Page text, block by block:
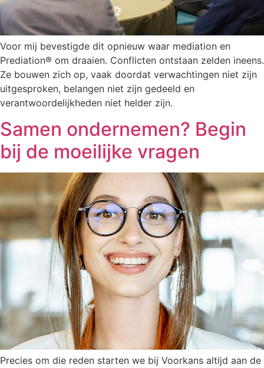
Voor mij bevestigde dit opnieuw waar mediation en
Prediation® om draaien. Conflicten ontstaan zelden ineens.
Ze bouwen zich op, vaak doordat verwachtingen niet zijn
uitgesproken, belangen niet zijn gedeeld en
verantwoordelijkheden niet helder zijn.
Samen ondernemen? Begin
bij de moeilijke vragen
Precies om die reden starten we bij Voorkans altijd aan de